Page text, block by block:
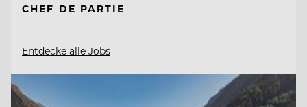
CHEF DE PARTIE
Entdecke alle Jobs